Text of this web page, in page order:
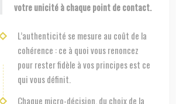
votre unicité à chaque point de contact.
L’authenticité se mesure au coût de la
cohérence : ce à quoi vous renoncez
pour rester fidèle à vos principes est ce
qui vous définit.
Chaque micro-décision, du choix de la